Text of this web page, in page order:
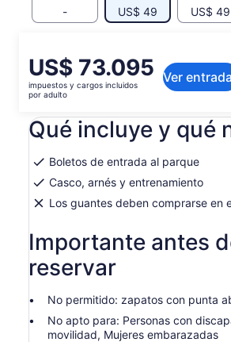
- US$ 49 US$ 49
El
precio
es
US$ 73.095.
por
adulto
US$ 73.095
impuestos y cargos incluidos
por adulto
Ver
Es posible que el contenido de
generado con un traductor
Ver el texto original (inglés)
Enviar comentarios sobre esta
Qué incluye y qué
Boletos de entrada al parque
Casco, arnés y entrenamiento
Los guantes deben comprarse en
Importante antes
reservar
No permitido: zapatos con punta
No apto para: Personas con
movilidad, Mujeres embarazadas